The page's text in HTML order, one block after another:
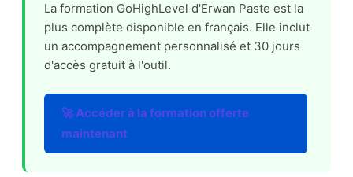
La formation GoHighLevel d'Erwan Paste est la
plus complète disponible en français. Elle inclut
un accompagnement personnalisé et 30 jours
d'accès gratuit à l'outil.
🚀 Accéder à la formation offerte
maintenant